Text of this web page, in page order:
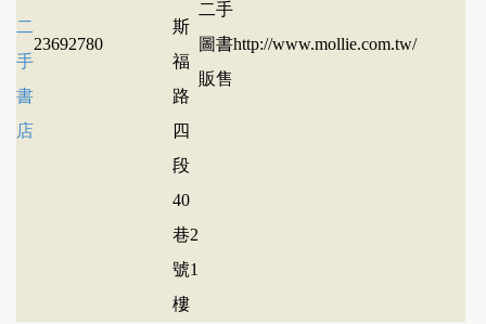
二
手
書
店
23692780
斯
福
路
四
段
40
巷2
號1
樓
二手
圖書
販售
http://www.mollie.com.tw/